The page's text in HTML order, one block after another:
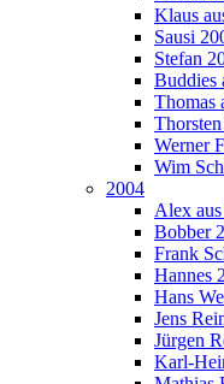
Klaus
Sausi
Stefan
Buddies
Thomas
Werner
Wim
2004
Alex
Bobber
Frank
Hannes
Hans
Jens
Jürgen
Karl-